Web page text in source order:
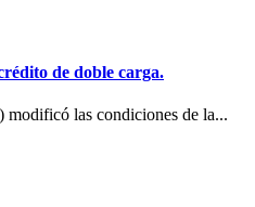
de doble carga.
las condiciones de la...